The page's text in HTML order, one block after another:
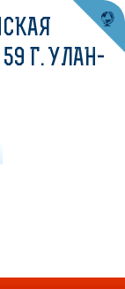
Г. УЛАН-